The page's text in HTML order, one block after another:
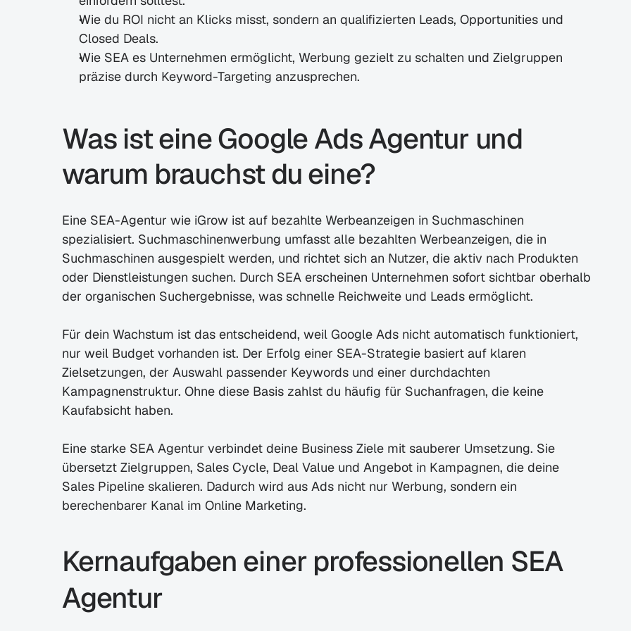
Wie du ROI nicht an Klicks misst, sondern an qualifizierten Leads, Opportunities und
Closed Deals.
Wie SEA es Unternehmen ermöglicht, Werbung gezielt zu schalten und Zielgruppen
präzise durch Keyword-Targeting anzusprechen.
Was ist eine Google Ads Agentur und
warum brauchst du eine?
Eine SEA-Agentur wie iGrow ist auf bezahlte Werbeanzeigen in Suchmaschinen
spezialisiert. Suchmaschinenwerbung umfasst alle bezahlten Werbeanzeigen, die in
Suchmaschinen ausgespielt werden, und richtet sich an Nutzer, die aktiv nach Produkten
oder Dienstleistungen suchen. Durch SEA erscheinen Unternehmen sofort sichtbar oberhalb
der organischen Suchergebnisse, was schnelle Reichweite und Leads ermöglicht.
Für dein Wachstum ist das entscheidend, weil Google Ads nicht automatisch funktioniert,
nur weil Budget vorhanden ist. Der Erfolg einer SEA-Strategie basiert auf klaren
Zielsetzungen, der Auswahl passender Keywords und einer durchdachten
Kampagnenstruktur. Ohne diese Basis zahlst du häufig für Suchanfragen, die keine
Kaufabsicht haben.
Eine starke SEA Agentur verbindet deine Business Ziele mit sauberer Umsetzung. Sie
übersetzt Zielgruppen, Sales Cycle, Deal Value und Angebot in Kampagnen, die deine
Sales Pipeline skalieren. Dadurch wird aus Ads nicht nur Werbung, sondern ein
berechenbarer Kanal im Online Marketing.
Kernaufgaben einer professionellen SEA
Agentur